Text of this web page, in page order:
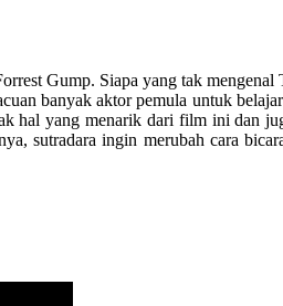
Gump. Siapa yang tak
banyak aktor pemula untuk
yang menarik dari film ini dan
sutradara ingin merubah cara